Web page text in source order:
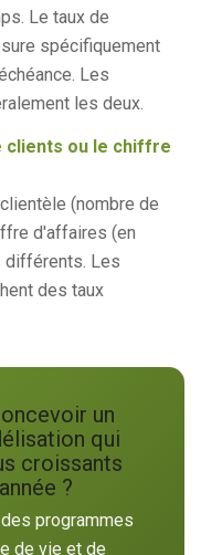
Le taux de
spécifiquement
Les
les deux.
clients ou le chiffre
(nombre de
d'affaires (en
différents. Les
des taux
un
qui
croissants
?
programmes
de vie et de